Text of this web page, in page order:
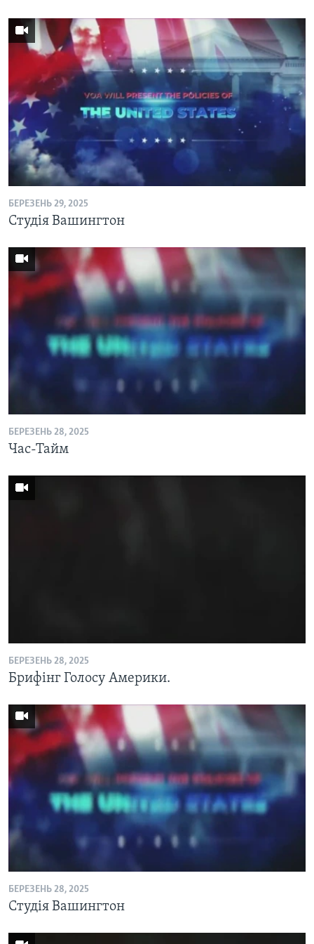
БЕРЕЗЕНЬ 29, 2025
Студія Вашингтон
БЕРЕЗЕНЬ 28, 2025
Час-Тайм
БЕРЕЗЕНЬ 28, 2025
Брифінг Голосу Америки.
БЕРЕЗЕНЬ 28, 2025
Студія Вашингтон